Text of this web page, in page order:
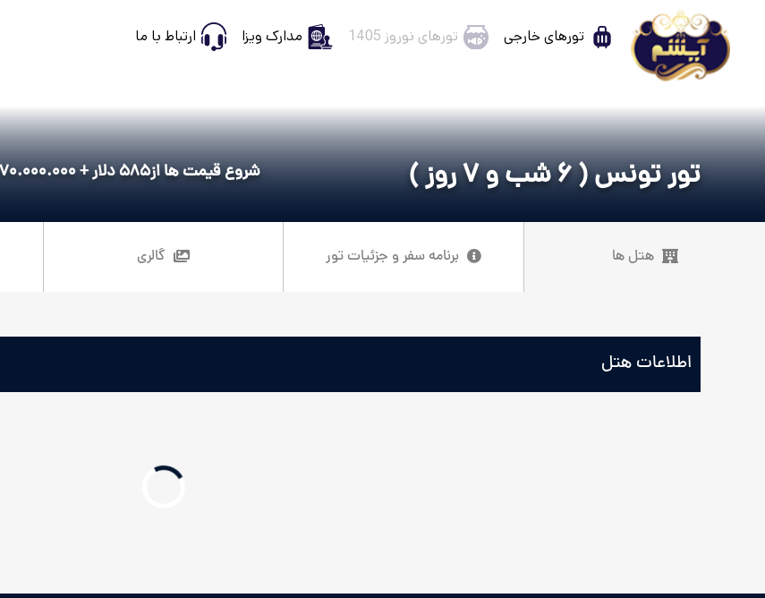
تورهای خارجی تورهای نوروز 1405 مدارک ویزا ارتباط با ما
تور تونس ( 6 شب و 7 روز ) شروع قیمت ها از585 دلار + 70.000.000 تومان
هتل ها برنامه سفر و جزئیات تور گالری
اطلاعات هتل